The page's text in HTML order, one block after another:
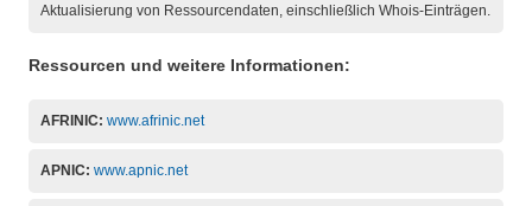
Aktualisierung von Ressourcendaten, einschließlich Whois-Einträgen.
Ressourcen und weitere Informationen:
AFRINIC: www.afrinic.net
APNIC: www.apnic.net